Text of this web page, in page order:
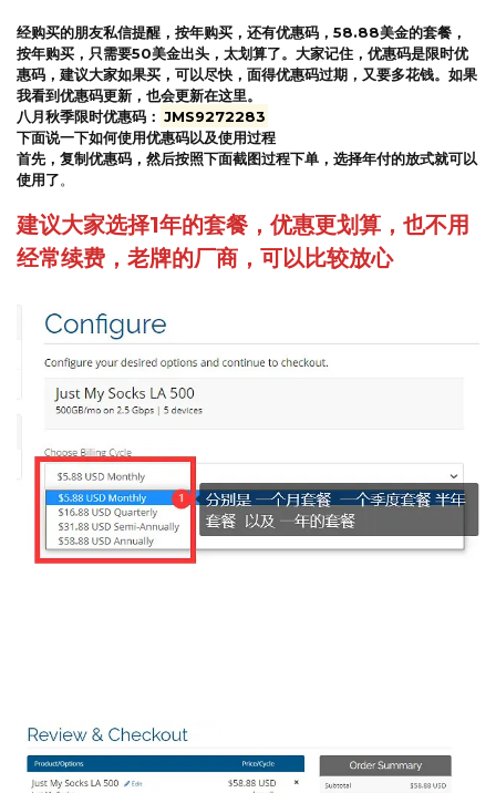
经购买的朋友私信提醒，按年购买，还有优惠码，58.88美金的套餐，
按年购买，只需要50美金出头，太划算了。大家记住，优惠码是限时优
惠码，建议大家如果买，可以尽快，面得优惠码过期，又要多花钱。如果
我看到优惠码更新，也会更新在这里。
八月秋季限时优惠码： JMS9272283
下面说一下如何使用优惠码以及使用过程
首先，复制优惠码，然后按照下面截图过程下单，选择年付的放式就可以
使用了。
建议大家选择1年的套餐，优惠更划算，也不用
经常续费，老牌的厂商，可以比较放心